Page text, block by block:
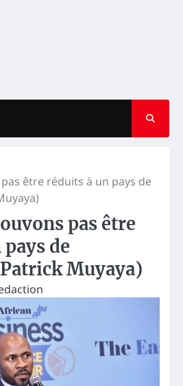
être réduits à un pays de
pas être
de
Muyaya)